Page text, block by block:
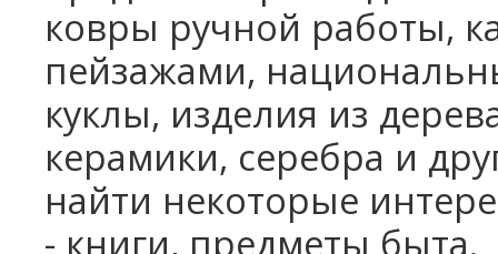
ковры ручной работы,
пейзажами,
куклы, изделия из
керамики, серебра и
найти некоторые
- книги, предметы быта.